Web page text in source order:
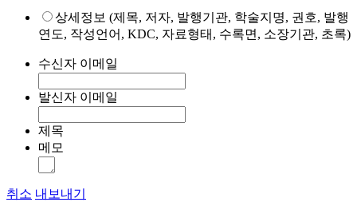
상세정보 (제목, 저자, 발행기관, 학술지명, 권호, 발행
연도, 작성언어, KDC, 자료형태, 수록면, 소장기관, 초록)
수신자 이메일
발신자 이메일
제목
메모
취소 내보내기